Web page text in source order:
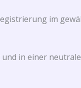
im
in einer